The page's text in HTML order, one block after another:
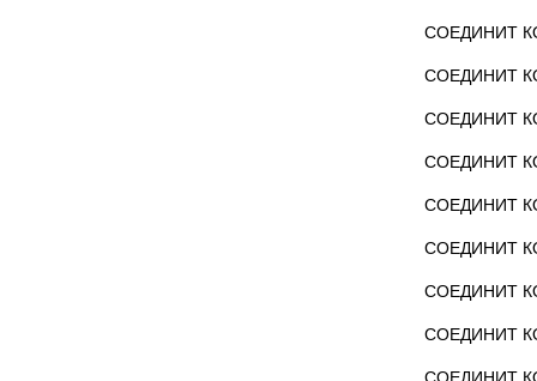
СОЕДИНИТ
СОЕДИНИТ
СОЕДИНИТ
СОЕДИНИТ
СОЕДИНИТ
СОЕДИНИТ
СОЕДИНИТ
СОЕДИНИТ